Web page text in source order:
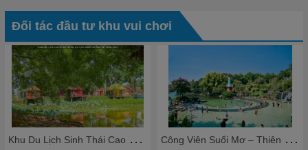
Đối tác đầu tư khu vui chơi
K
hu Du Lịch Sinh Thái Cao Minh - Thiên Đường Nghỉ Dưỡng Giữa Lòng Đồng Nai C
ông Viên Suối Mơ – Thiên Đường Giải Trí Xanh Giữa Thiên Nhiên